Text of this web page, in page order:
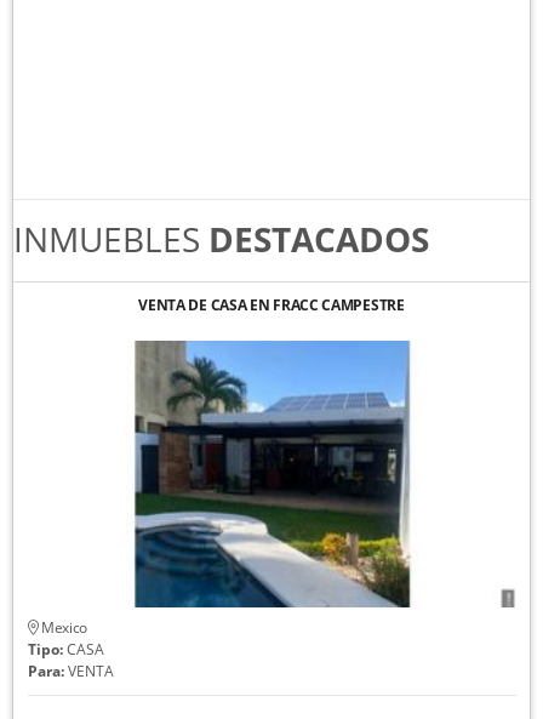
INMUEBLES DESTACADOS
VENTA DE CASA EN FRACC CAMPESTRE
Mexico
Tipo:CASA
Para:VENTA